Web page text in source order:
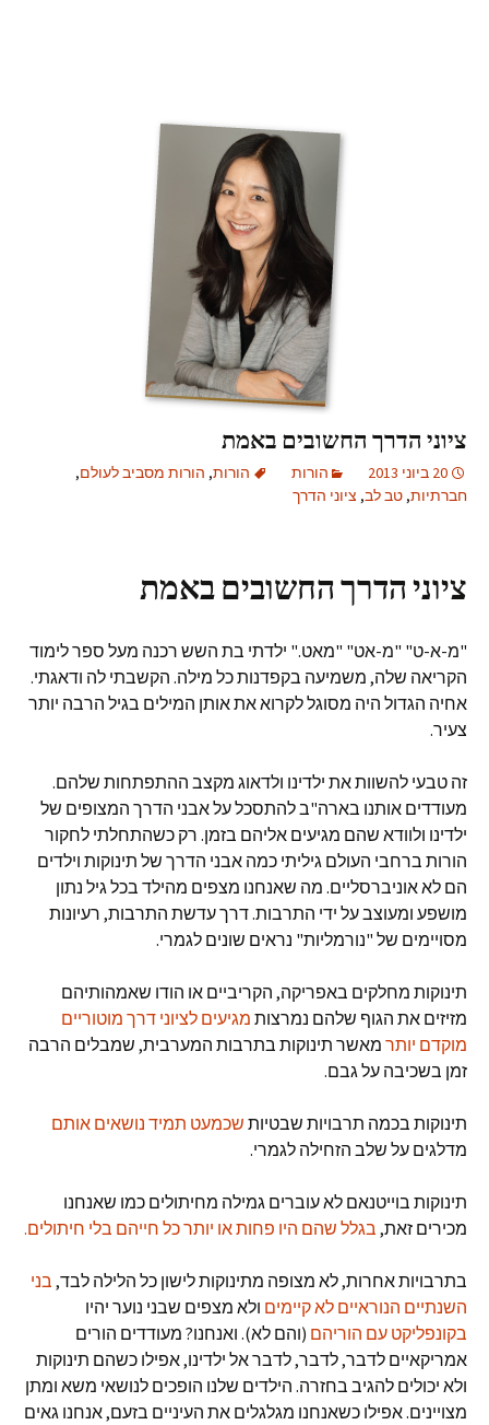
ציוני הדרך החשובים באמת
20 ביוני 2013 הורות הורות, הורות מסביב לעולם,
חברתיות, טב לב, ציוני הדרך
ציוני הדרך החשובים באמת
"מ-א-ט" "מ-אט" "מאט." ילדתי בת השש רכנה מעל ספר לימוד
הקריאה שלה, משמיעה בקפדנות כל מילה. הקשבתי לה ודאגתי.
אחיה הגדול היה מסוגל לקרוא את אותן המילים בגיל הרבה יותר
צעיר.
זה טבעי להשוות את ילדינו ולדאוג מקצב ההתפתחות שלהם.
מעודדים אותנו בארה"ב להתסכל על אבני הדרך המצופים של
ילדינו ולוודא שהם מגיעים אליהם בזמן. רק כשהתחלתי לחקור
הורות ברחבי העולם גיליתי כמה אבני הדרך של תינוקות וילדים
הם לא אוניברסליים. מה שאנחנו מצפים מהילד בכל גיל נתון
מושפע ומעוצב על ידי התרבות. דרך עדשת התרבות, רעיונות
מסויימים של "נורמליות" נראים שונים לגמרי.
תינוקות מחלקים באפריקה, הקריביים או הודו שאמהותיהם
מזיזים את הגוף שלהם נמרצות מגיעים לציוני דרך מוטוריים
מוקדם יותר מאשר תינוקות בתרבות המערבית, שמבלים הרבה
זמן בשכיבה על גבם.
תינוקות בכמה תרבויות שבטיות שכמעט תמיד נושאים אותם
מדלגים על שלב הזחילה לגמרי.
תינוקות בוייטנאם לא עוברים גמילה מחיתולים כמו שאנחנו
מכירים זאת, בגלל שהם היו פחות או יותר כל חייהם בלי חיתולים.
בתרבויות אחרות, לא מצופה מתינוקות לישון כל הלילה לבד, בני
השנתיים הנוראיים לא קיימים ולא מצפים שבני נוער יהיו
בקונפליקט עם הוריהם (והם לא). ואנחנו? מעודדים הורים
אמריקאיים לדבר, לדבר, לדבר אל ילדינו, אפילו כשהם תינוקות
ולא יכולים להגיב בחזרה. הילדים שלנו הופכים לנושאי משא ומתן
מצויינים. אפילו כשאנחנו מגלגלים את העיניים בזעם, אנחנו גאים